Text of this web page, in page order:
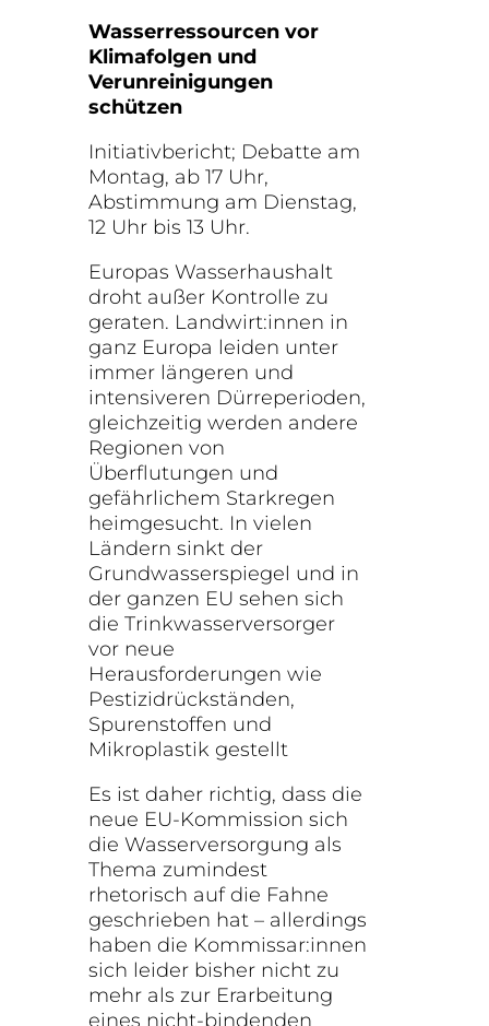
Wasserressourcen vor
Klimafolgen und
Verunreinigungen
schützen
Initiativbericht; Debatte am
Montag, ab 17 Uhr,
Abstimmung am Dienstag,
12 Uhr bis 13 Uhr.
Europas Wasserhaushalt
droht außer Kontrolle zu
geraten. Landwirt:innen in
ganz Europa leiden unter
immer längeren und
intensiveren Dürreperioden,
gleichzeitig werden andere
Regionen von
Überflutungen und
gefährlichem Starkregen
heimgesucht. In vielen
Ländern sinkt der
Grundwasserspiegel und in
der ganzen EU sehen sich
die Trinkwasserversorger
vor neue
Herausforderungen wie
Pestizidrückständen,
Spurenstoffen und
Mikroplastik gestellt
Es ist daher richtig, dass die
neue EU-Kommission sich
die Wasserversorgung als
Thema zumindest
rhetorisch auf die Fahne
geschrieben hat – allerdings
haben die Kommissar:innen
sich leider bisher nicht zu
mehr als zur Erarbeitung
eines nicht-bindenden